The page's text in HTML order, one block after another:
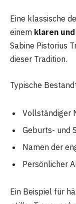
Eine klassische
einem klaren
Sabine Pistorius
dieser Tradition.
Typische
Vollständiger
Geburts- und
Namen der
Persönlicher
Ein Beispiel für